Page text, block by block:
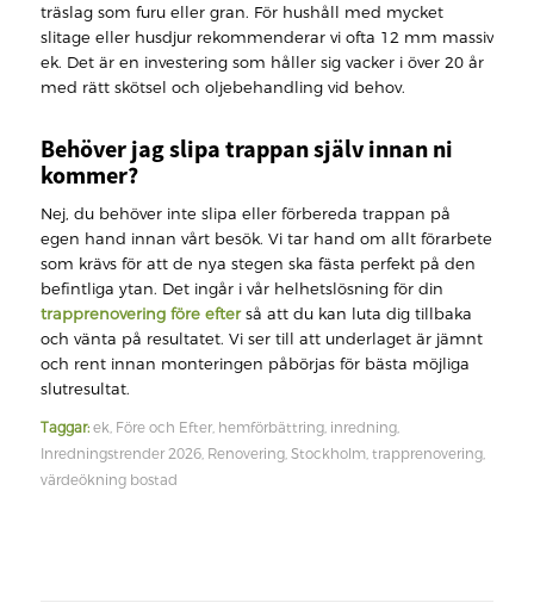
träslag som furu eller gran. För hushåll med mycket
slitage eller husdjur rekommenderar vi ofta 12 mm massiv
ek. Det är en investering som håller sig vacker i över 20 år
med rätt skötsel och oljebehandling vid behov.
Behöver jag slipa trappan själv innan ni
kommer?
Nej, du behöver inte slipa eller förbereda trappan på
egen hand innan vårt besök. Vi tar hand om allt förarbete
som krävs för att de nya stegen ska fästa perfekt på den
befintliga ytan. Det ingår i vår helhetslösning för din
trapprenovering före efterså att du kan luta dig tillbaka
och vänta på resultatet. Vi ser till att underlaget är jämnt
och rent innan monteringen påbörjas för bästa möjliga
slutresultat.
Taggar: ek, Före och Efter, hemförbättring, inredning,
Inredningstrender 2026, Renovering, Stockholm, trapprenovering,
värdeökning bostad